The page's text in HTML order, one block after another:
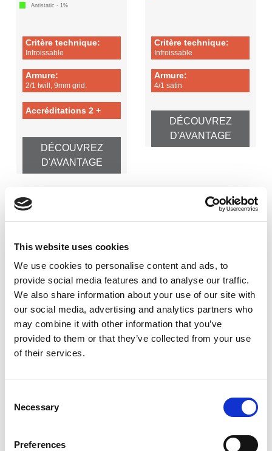
This website uses cookies
We use cookies to personalise content and ads, to
provide social media features and to analyse our traffic.
We also share information about your use of our site with
our social media, advertising and analytics partners who
may combine it with other information that you’ve
provided to them or that they’ve collected from your use
of their services.
Selection
Necessary
Preferences
Antistatic - 1%
Critère technique:
Infroissable
Armure:
2/1 twill, 9mm grid.
Accréditations 2 +
DÉCOUVREZ
D'AVANTAGE
Critère technique:
Infroissable
Armure:
4/1 satin
DÉCOUVREZ
D'AVANTAGE
ULTRA
215
2
220